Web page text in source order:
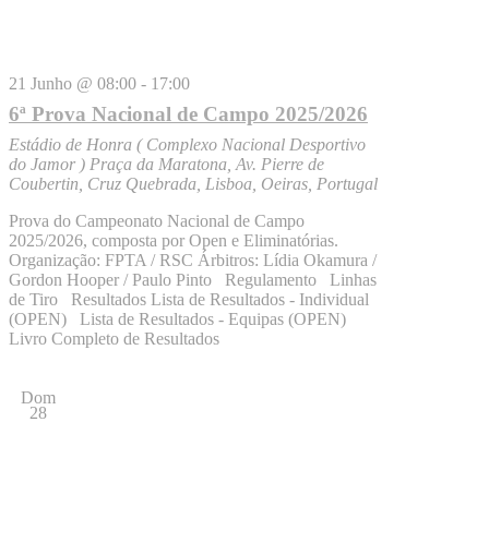
21 Junho @ 08:00 - 17:00
6ª Prova Nacional de Campo 2025/2026
Estádio de Honra ( Complexo Nacional Desportivo
do Jamor ) Praça da Maratona, Av. Pierre de
Coubertin, Cruz Quebrada, Lisboa, Oeiras, Portugal
Prova do Campeonato Nacional de Campo
2025/2026, composta por Open e Eliminatórias.
Organização: FPTA / RSC Árbitros: Lídia Okamura /
Gordon Hooper / Paulo Pinto Regulamento Linhas
de Tiro Resultados Lista de Resultados - Individual
(OPEN) Lista de Resultados - Equipas (OPEN)
Livro Completo de Resultados
Dom
28